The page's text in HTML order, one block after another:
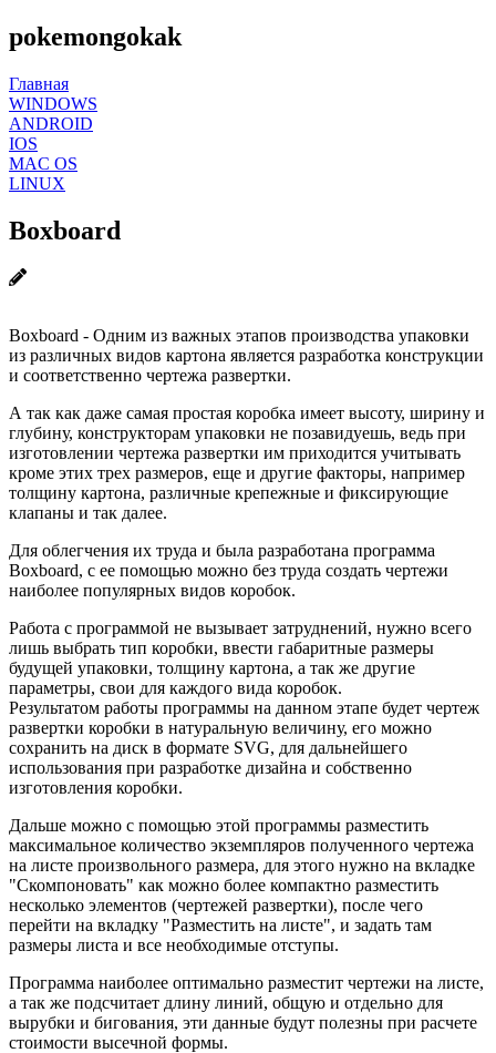
pokemongokak
Главная
WINDOWS
ANDROID
IOS
MAC OS
LINUX
Boxboard
Boxboard - Одним из важных этапов производства упаковки
из различных видов картона является разработка конструкции
и соответственно чертежа развертки.
А так как даже самая простая коробка имеет высоту, ширину и
глубину, конструкторам упаковки не позавидуешь, ведь при
изготовлении чертежа развертки им приходится учитывать
кроме этих трех размеров, еще и другие факторы, например
толщину картона, различные крепежные и фиксирующие
клапаны и так далее.
Для облегчения их труда и была разработана программа
Boxboard, с ее помощью можно без труда создать чертежи
наиболее популярных видов коробок.
Работа с программой не вызывает затруднений, нужно всего
лишь выбрать тип коробки, ввести габаритные размеры
будущей упаковки, толщину картона, а так же другие
параметры, свои для каждого вида коробок.
Результатом работы программы на данном этапе будет чертеж
развертки коробки в натуральную величину, его можно
сохранить на диск в формате SVG, для дальнейшего
использования при разработке дизайна и собственно
изготовления коробки.
Дальше можно с помощью этой программы разместить
максимальное количество экземпляров полученного чертежа
на листе произвольного размера, для этого нужно на вкладке
"Скомпоновать" как можно более компактно разместить
несколько элементов (чертежей развертки), после чего
перейти на вкладку "Разместить на листе", и задать там
размеры листа и все необходимые отступы.
Программа наиболее оптимально разместит чертежи на листе,
а так же подсчитает длину линий, общую и отдельно для
вырубки и бигования, эти данные будут полезны при расчете
стоимости высечной формы.